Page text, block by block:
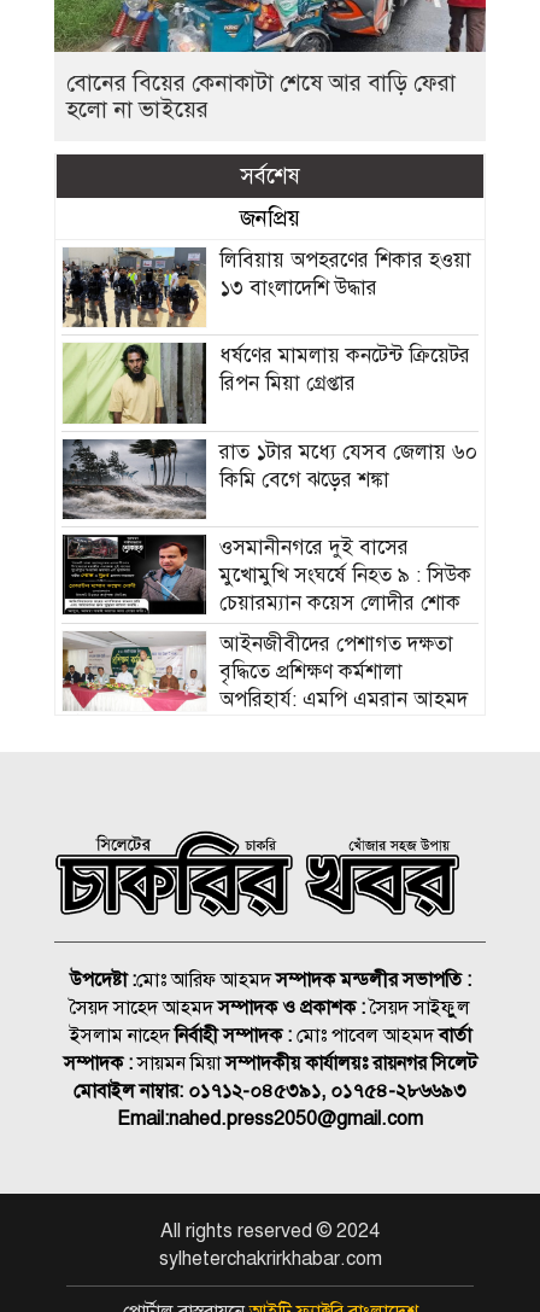
বোনের বিয়ের কেনাকাটা শেষে আর বাড়ি ফেরা
হলো না ভাইয়ের
সর্বশেষ
জনপ্রিয়
লিবিয়ায় অপহরণের শিকার হওয়া
১৩ বাংলাদেশি উদ্ধার
ধর্ষণের মামলায় কনটেন্ট ক্রিয়েটর
রিপন মিয়া গ্রেপ্তার
রাত ১টার মধ্যে যেসব জেলায় ৬০
কিমি বেগে ঝড়ের শঙ্কা
ওসমানীনগরে দুই বাসের
মুখোমুখি সংঘর্ষে নিহত ৯ : সিউক
চেয়ারম্যান কয়েস লোদীর শোক
‎আইনজীবীদের পেশাগত দক্ষতা
বৃদ্ধিতে প্রশিক্ষণ কর্মশালা
অপরিহার্য: এমপি এমরান আহমদ
হামের উপসর্গে আরও ৩ শিশুর
মৃত্যু
২০০ টাকার নিচে নেই মাছ ও
মুরগি
সিলেটে দুই বাসের মুখোমুখি
সংঘর্ষে নিহত ৯
শাহজালাল জামেয়া ইসলামিয়ায়
সম্পন্ন
উপদেষ্টা :মোঃ আরিফ আহমদসম্পাদক মন্ডলীর সভাপতি :
সৈয়দ সাহেদ আহমদসম্পাদক ও প্রকাশক :সৈয়দ সাইফুুল
ইসলাম নাহেদনির্বাহী সম্পাদক :মোঃ পাবেল আহমদবার্তা
সম্পাদক :সায়মন মিয়াসম্পাদকীয় কার্যালয়ঃ রায়নগর সিলেট
মোবাইল নাম্বার: ০১৭১২-০৪৫৩৯১, ০১৭৫৪-২৮৬৬৯৩
Email:nahed.press2050@gmail.com
All rights reserved © 2024
sylheterchakrirkhabar.com